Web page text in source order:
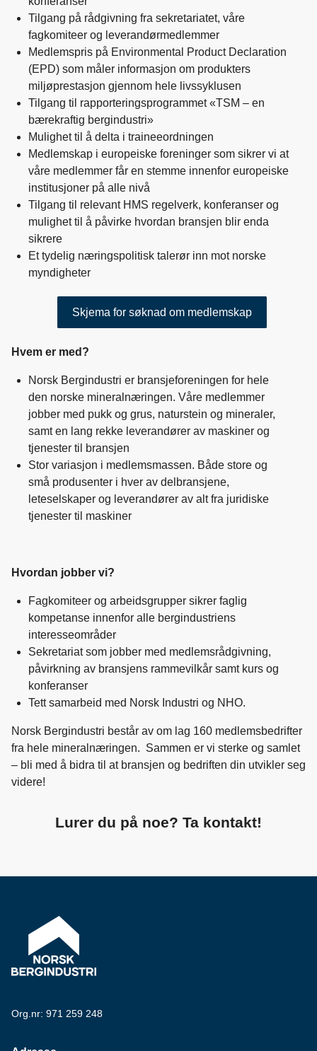
Tilgang på rådgivning fra sekretariatet, våre
fagkomiteer og leverandørmedlemmer
Medlemspris på Environmental Product Declaration
(EPD) som måler informasjon om produkters
miljøprestasjon gjennom hele livssyklusen
Tilgang til rapporteringsprogrammet «TSM – en
bærekraftig bergindustri»
Mulighet til å delta i traineeordningen
Medlemskap i europeiske foreninger som sikrer vi at
våre medlemmer får en stemme innenfor europeiske
institusjoner på alle nivå
Tilgang til relevant HMS regelverk, konferanser og
mulighet til å påvirke hvordan bransjen blir enda
sikrere
Et tydelig næringspolitisk talerør inn mot norske
myndigheter
Skjema for søknad om medlemskap
Hvem er med?
Norsk Bergindustri er bransjeforeningen for hele
den norske mineralnæringen. Våre medlemmer
jobber med pukk og grus, naturstein og mineraler,
samt en lang rekke leverandører av maskiner og
tjenester til bransjen
Stor variasjon i medlemsmassen. Både store og
små produsenter i hver av delbransjene,
leteselskaper og leverandører av alt fra juridiske
tjenester til maskiner
Hvordan jobber vi?
Fagkomiteer og arbeidsgrupper sikrer faglig
kompetanse innenfor alle bergindustriens
interesseområder
Sekretariat som jobber med medlemsrådgivning,
påvirkning av bransjens rammevilkår samt kurs og
konferanser
Tett samarbeid med Norsk Industri og NHO.
Norsk Bergindustri består av om lag 160 medlemsbedrifter
fra hele mineralnæringen. Sammen er vi sterke og samlet
– bli med å bidra til at bransjen og bedriften din utvikler seg
videre!
Lurer du på noe? Ta kontakt!
Org.nr: 971 259 248